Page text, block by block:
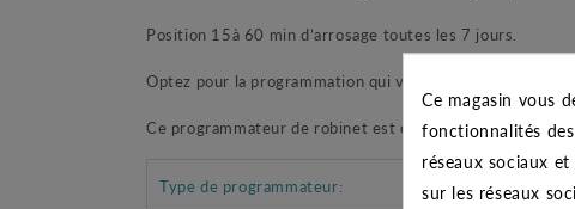
Position 15à 60 min d’arrosage toutes les 7 jours.
Optez pour la programmation qui vous correspond afin
Ce programmateur de robinet est conçue pour
Type de programmateur:
Ce magasin vous
fonctionnalités
réseaux sociaux
sur les réseaux